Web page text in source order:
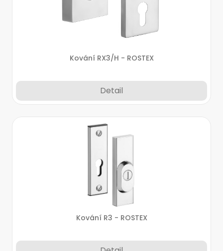
Kování RX3/H - ROSTEX
Detail
Kování R3 - ROSTEX